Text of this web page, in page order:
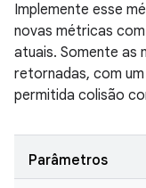
Implemente esse
novas métricas
atuais. Somente as
retornadas, com
permitida colisão
Parâmetros